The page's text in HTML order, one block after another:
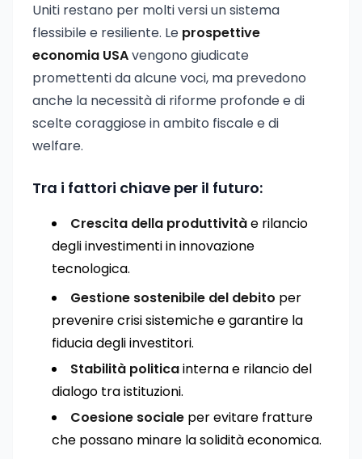
Uniti restano per molti versi un sistema
flessibile e resiliente. Le prospettive
economia USAvengono giudicate
promettenti da alcune voci, ma prevedono
anche la necessità di riforme profonde e di
scelte coraggiose in ambito fiscale e di
welfare.
Tra i fattori chiave per il futuro:
Crescita della produttivitàe rilancio
degli investimenti in innovazione
tecnologica.
Gestione sostenibile del debito per
prevenire crisi sistemiche e garantire la
fiducia degli investitori.
Stabilità politicainterna e rilancio del
dialogo tra istituzioni.
Coesione sociale per evitare fratture
che possano minare la solidità economica.